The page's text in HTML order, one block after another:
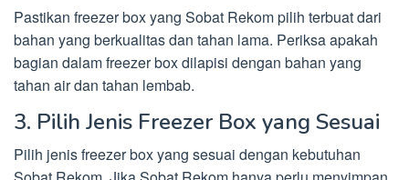
Pastikan freezer box yang Sobat Rekom pilih terbuat dari
bahan yang berkualitas dan tahan lama. Periksa apakah
bagian dalam freezer box dilapisi dengan bahan yang
tahan air dan tahan lembab.
3. Pilih Jenis Freezer Box yang Sesuai
Pilih jenis freezer box yang sesuai dengan kebutuhan